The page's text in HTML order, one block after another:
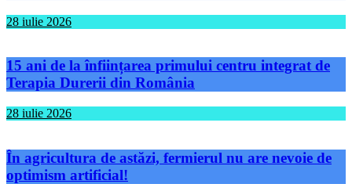
28 iulie 2026
15 ani de la înființarea primului centru integrat de
Terapia Durerii din România
28 iulie 2026
În agricultura de astăzi, fermierul nu are nevoie de
optimism artificial!